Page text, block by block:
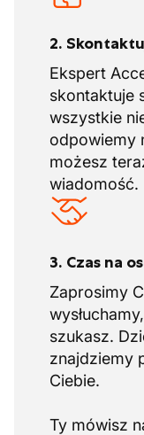
2.
Ekspert
skontaktuje
wszystkie
odpowiemy
możesz
wiadomość.
3. Czas na
Zaprosimy
szukasz.
znajdziemy
Ciebie.
Ty mówisz